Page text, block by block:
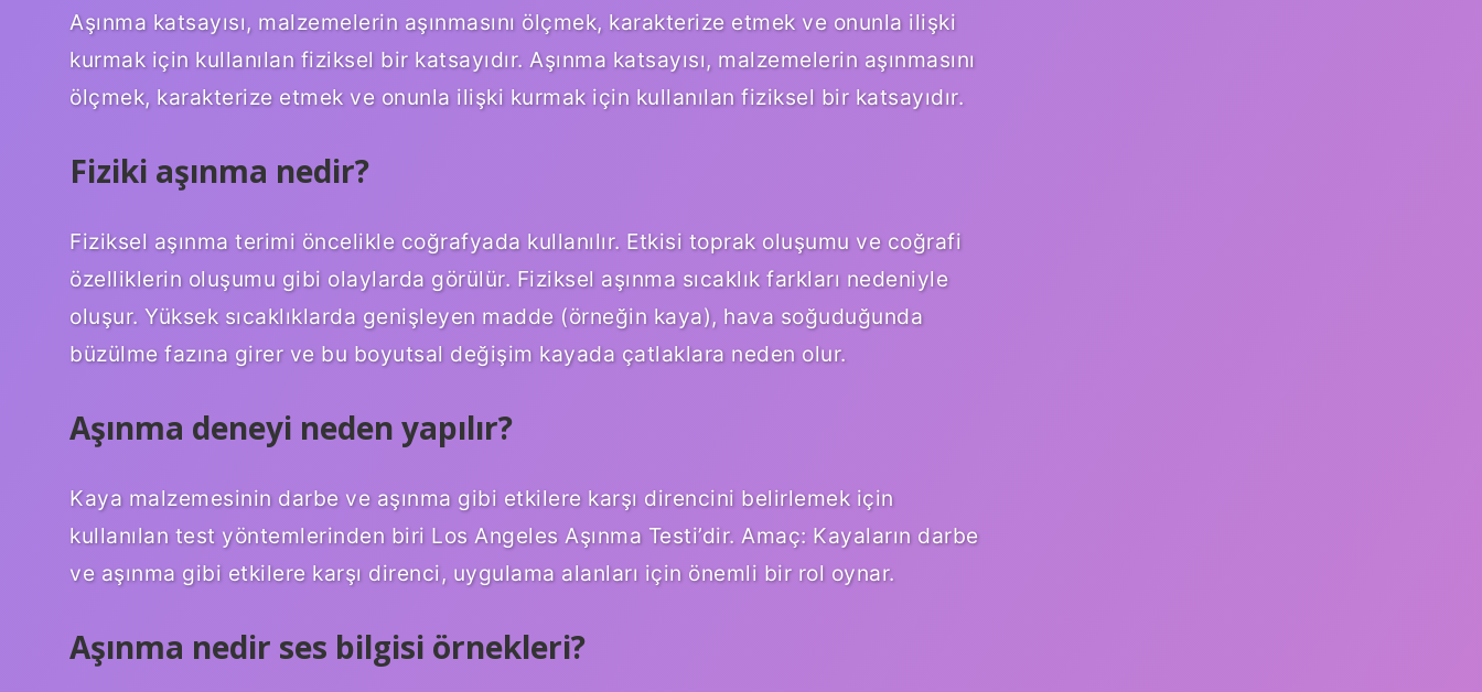
Aşınma katsayısı, malzemelerin aşınmasını ölçmek, karakterize etmek ve onunla ilişki
kurmak için kullanılan fiziksel bir katsayıdır. Aşınma katsayısı, malzemelerin aşınmasını
ölçmek, karakterize etmek ve onunla ilişki kurmak için kullanılan fiziksel bir katsayıdır.
Fiziki aşınma nedir?
Fiziksel aşınma terimi öncelikle coğrafyada kullanılır. Etkisi toprak oluşumu ve coğrafi
özelliklerin oluşumu gibi olaylarda görülür. Fiziksel aşınma sıcaklık farkları nedeniyle
oluşur. Yüksek sıcaklıklarda genişleyen madde (örneğin kaya), hava soğuduğunda
büzülme fazına girer ve bu boyutsal değişim kayada çatlaklara neden olur.
Aşınma deneyi neden yapılır?
Kaya malzemesinin darbe ve aşınma gibi etkilere karşı direncini belirlemek için
kullanılan test yöntemlerinden biri Los Angeles Aşınma Testi’dir. Amaç: Kayaların darbe
ve aşınma gibi etkilere karşı direnci, uygulama alanları için önemli bir rol oynar.
Aşınma nedir ses bilgisi örnekleri?